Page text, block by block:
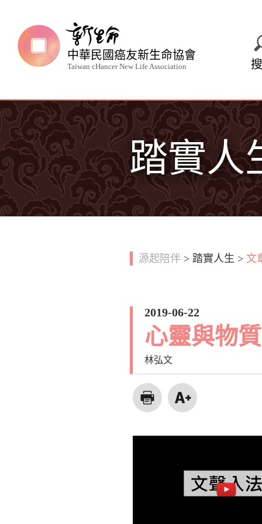
中華民國癌友新生命協會
Taiwan cHancer New Life Association
踏實人
源起陪伴 > 踏實人生 > 文
2019-06-22
心靈與物
林弘文